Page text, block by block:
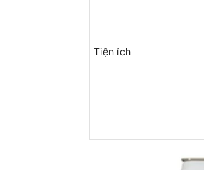
Tiện ích